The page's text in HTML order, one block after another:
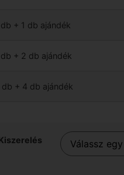
+ 1 db ajándék
+ 2 db ajándék
db + 4 db ajándék